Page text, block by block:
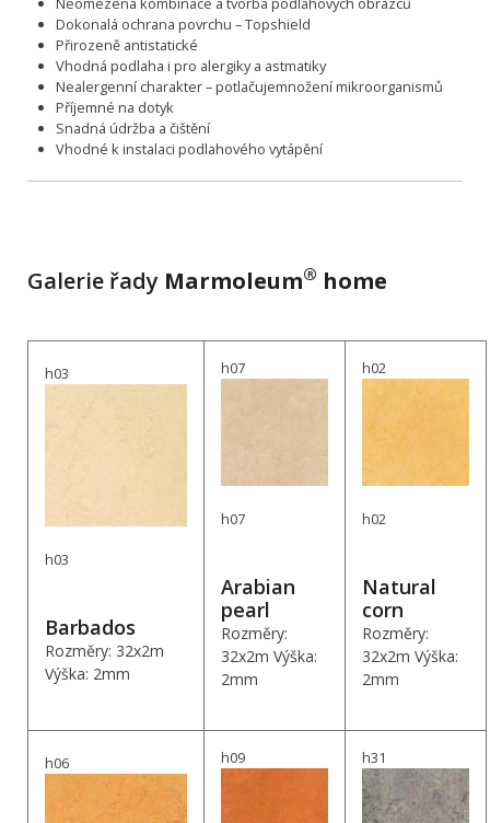
Dokonalá ochrana povrchu – Topshield
Přirozeně antistatické
Vhodná podlaha i pro alergiky a astmatiky
Nealergenní charakter – potlačujemnožení mikroorganismů
Příjemné na dotyk
Snadná údržba a čištění
Vhodné k instalaci podlahového vytápění
Galerie řady Marmoleum® home
h03
h03
Barbados
Rozměry: 32x2m
Výška: 2mm
h07
h07
Arabian
pearl
Rozměry:
32x2m Výška:
2mm
h02
h02
Natural
corn
Rozměry:
32x2m Výška:
2mm
h06 h09 h31